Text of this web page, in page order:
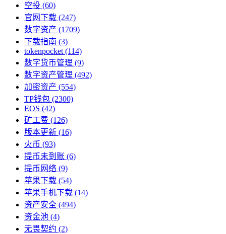
空投 (60)
官网下载 (247)
数字资产 (1709)
下载指南 (3)
tokenpocket (114)
数字货币管理 (9)
数字资产管理 (492)
加密资产 (554)
TP钱包 (2300)
EOS (42)
矿工费 (126)
版本更新 (16)
火币 (93)
提币未到账 (6)
提币网络 (9)
苹果下载 (54)
苹果手机下载 (14)
资产安全 (494)
资金池 (4)
无畏契约 (2)